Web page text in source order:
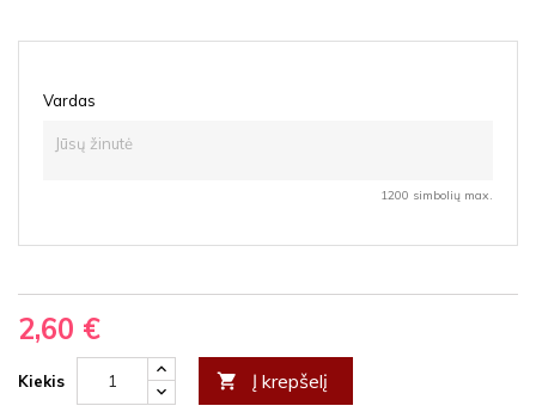
Vardas
1200 simbolių max.
2,60 €
Kiekis  Į krepšelį